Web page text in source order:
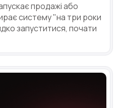
продажі або
систему "на три роки
запуститися, почати